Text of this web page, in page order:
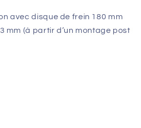
avec disque de frein 180 mm
mm (à partir d’un montage post